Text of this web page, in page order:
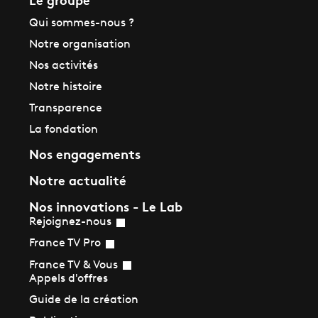
Qui sommes-nous ?
Notre organisation
Nos activités
Notre histoire
Transparence
La fondation
Nos engagements
Notre actualité
Nos innovations - Le Lab
Rejoignez-nous
France TV Pro
France TV & Vous
Appels d'offres
Guide de la création